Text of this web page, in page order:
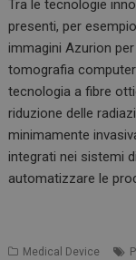
Tra le tecnologie
presenti, per
immagini Azurion
tomografia
tecnologia a fibre
riduzione delle
minimamente
integrati nei sistemi
automatizzare le
Medical Device